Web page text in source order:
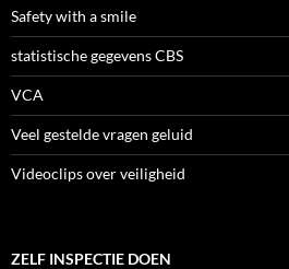
Safety with a smile
statistische gegevens CBS
VCA
Veel gestelde vragen geluid
Videoclips over veiligheid
ZELF INSPECTIE DOEN